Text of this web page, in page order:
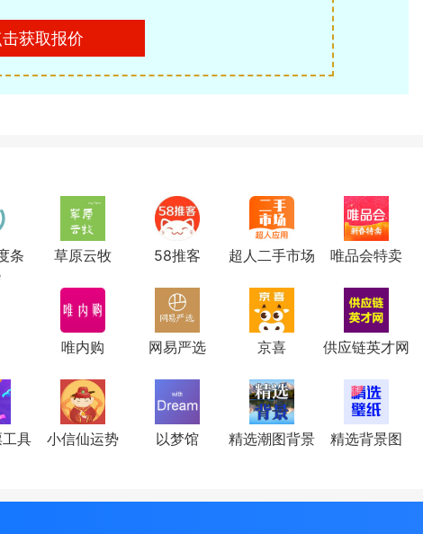
击获取报价
条
草原云牧 58推客 超人二手市场 唯品会特卖
唯内购 网易严选 京喜 供应链英才网
具 小信仙运势 以梦馆 精选潮图背景 精选背景图